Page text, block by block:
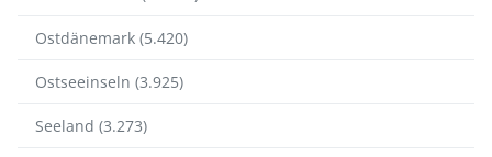
Ostdänemark (5.420)
Ostseeinseln (3.925)
Seeland (3.273)